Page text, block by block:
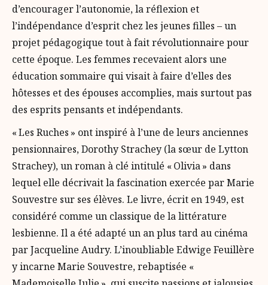
d’encourager l’autonomie, la réflexion et
l’indépendance d’esprit chez les jeunes filles – un
projet pédagogique tout à fait révolutionnaire pour
cette époque. Les femmes recevaient alors une
éducation sommaire qui visait à faire d’elles des
hôtesses et des épouses accomplies, mais surtout pas
des esprits pensants et indépendants.
« Les Ruches » ont inspiré à l’une de leurs anciennes
pensionnaires, Dorothy Strachey (la sœur de Lytton
Strachey), un roman à clé intitulé « Olivia » dans
lequel elle décrivait la fascination exercée par Marie
Souvestre sur ses élèves. Le livre, écrit en 1949, est
considéré comme un classique de la littérature
lesbienne. Il a été adapté un an plus tard au cinéma
par Jacqueline Audry. L’inoubliable Edwige Feuillère
y incarne Marie Souvestre, rebaptisée «